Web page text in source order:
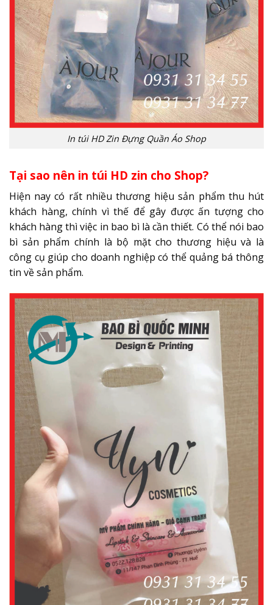
In túi HD Zin Đựng Quần Áo Shop
Tại sao nên in túi HD zin cho Shop?
Hiện nay có rất nhiều thương hiệu sản phẩm thu hút
khách hàng, chính vì thế để gây được ấn tượng cho
khách hàng thì việc in bao bì là cần thiết. Có thể nói bao
bì sản phẩm chính là bộ mặt cho thương hiệu và là
công cụ giúp cho doanh nghiệp có thể quảng bá thông
tin về sản phẩm.